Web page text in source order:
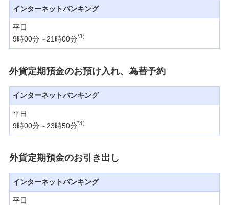
インターネットバンキング
平日
9時00分～21時00分*3）
外貨定期預金のお預け入れ、為替予約
インターネットバンキング
平日
9時00分～23時50分*3）
外貨定期預金のお引き出し
インターネットバンキング
平日